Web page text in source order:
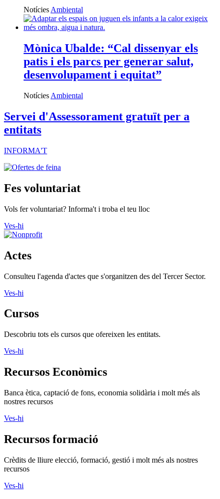
Notícies Ambiental
Mònica Ubalde: “Cal dissenyar els
patis i els parcs per generar salut,
desenvolupament i equitat”
Notícies Ambiental
Servei d'Assessorament gratuït per a
entitats
INFORMA'T
Fes voluntariat
Vols fer voluntariat? Informa't i troba el teu lloc
Ves-hi
Actes
Consulteu l'agenda d'actes que s'organitzen des del Tercer Sector.
Ves-hi
Cursos
Descobriu tots els cursos que ofereixen les entitats.
Ves-hi
Recursos Econòmics
Banca ètica, captació de fons, economia solidària i molt més als
nostres recursos
Ves-hi
Recursos formació
Crèdits de lliure elecció, formació, gestió i molt més als nostres
recursos
Ves-hi